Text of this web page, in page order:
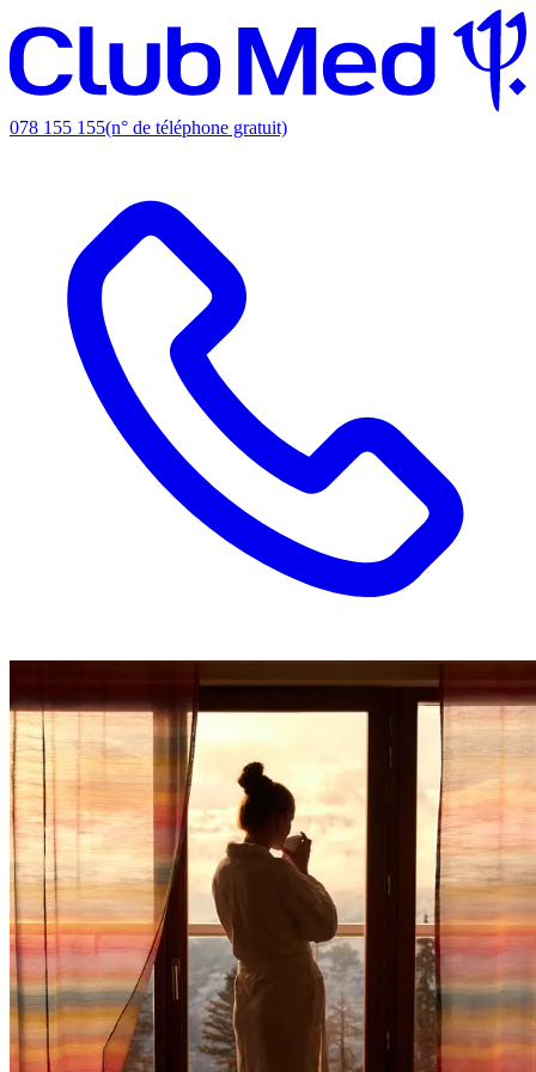
078 155 155(n° de téléphone gratuit)